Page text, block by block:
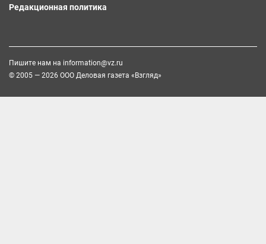
Редакционная политика
Пишите нам на information@vz.ru
© 2005 — 2026 ООО Деловая газета «Взгляд»